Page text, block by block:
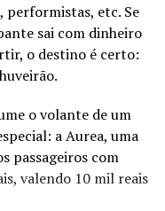
performistas, etc. Se
sai com dinheiro
o destino é certo:
o volante de um
a Aurea, uma
passageiros com
valendo 10 mil reais